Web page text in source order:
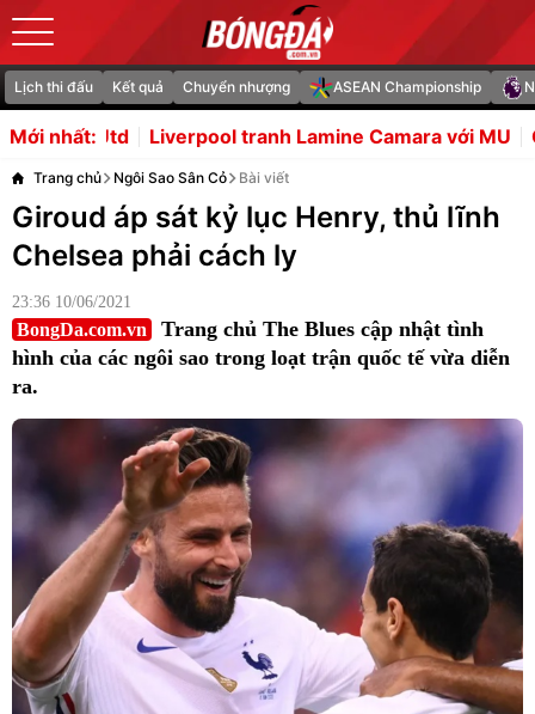
Lịch thi đấu Kết quả Chuyển nhượng ASEAN Championship
Mới nhất:
tranh Lamine Camara với MU Chuyên gia
Trang chủ Ngôi Sao Sân Cỏ Bài viết
Giroud áp sát kỷ lục Henry, thủ lĩnh
Chelsea phải cách ly
23:36 10/06/2021
BongDa.com.vn
Trang chủ The Blues cập nhật tình
hình của các ngôi sao trong loạt trận quốc tế vừa diễn
ra.